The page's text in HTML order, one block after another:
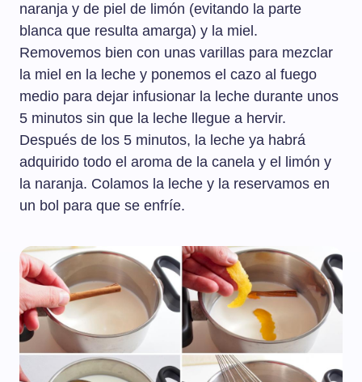
naranja y de piel de limón (evitando la parte
blanca que resulta amarga) y la miel.
Removemos bien con unas varillas para mezclar
la miel en la leche y ponemos el cazo al fuego
medio para dejar infusionar la leche durante unos
5 minutos sin que la leche llegue a hervir.
Después de los 5 minutos, la leche ya habrá
adquirido todo el aroma de la canela y el limón y
la naranja. Colamos la leche y la reservamos en
un bol para que se enfríe.